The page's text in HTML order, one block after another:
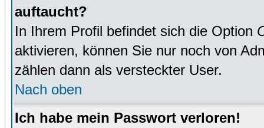
auftaucht?
In Ihrem Profil befindet sich die Option
aktivieren, können Sie nur noch von
zählen dann als versteckter User.
Nach oben
Ich habe mein Passwort verloren!